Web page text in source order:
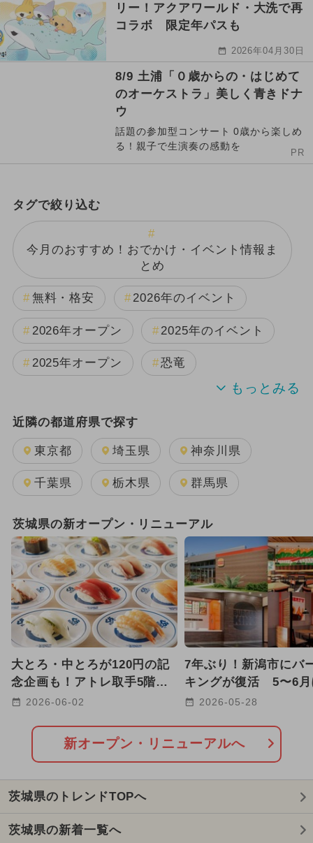
リー！アクアワールド・大洗で再
コラボ 限定年パスも
2026年04月30日
8/9 土浦「０歳からの・はじめて
のオーケストラ」美しく青きドナ
ウ
話題の参加型コンサート 0歳から楽しめ
る！親子で生演奏の感動を
PR
タグで絞り込む
今月のおすすめ！おでかけ・イベント情報ま
とめ
無料・格安 2026年のイベント
2026年オープン 2025年のイベント
2025年オープン 恐竜
週末イベント関東パック
2024年のイベント 夏休み
2025年11月のイベント
2026年8月のイベント
2026年1月のイベント
2024年11月のイベント
2024年7月のイベント
2025年12月のイベント
2025年3月のイベント
2026年7月のイベント キャラクター
2026年3月のイベント
2025年10月のイベント
近隣の都道府県で探す
東京都 埼玉県 神奈川県
千葉県 栃木県 群馬県
茨城県の新オープン・リニューアル
大とろ・中とろが120円の記
念企画も！アトレ取手5階に
市内初出店の「くら寿司」
2026-06-02
7年ぶり！新潟市にバ
キングが復活 5〜6月
て全国8店舗が続々オ
2026-05-28
新オープン・リニューアルへ
茨城県のトレンドTOPへ
茨城県の新着一覧へ